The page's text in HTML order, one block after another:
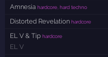
Amnesia hardcore, hard techno
Distorted Revelation hardcore
EL V & Tip hardcore
EL V